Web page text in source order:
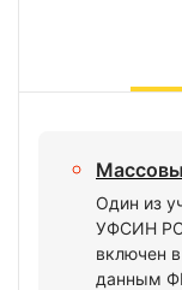
Один из
УФСИН
включен
данным